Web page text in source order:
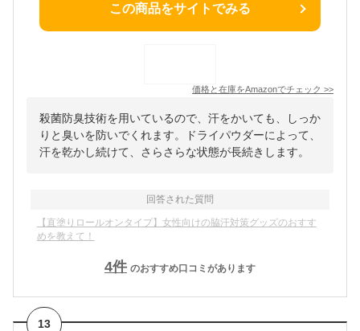
この商品をサイトでみる
価格と在庫をAmazonでチェック >>
殺菌防臭技術を用いているので、汗をかいても、しっか
りと臭いを防いでくれます。ドライパウダーによって、
汗を乾かし続けて、さらさらな状態が長続きします。
回答された質問
【直塗りロールオンタイプ】女性向けの脇汗対策グッズのおすす
めを教えて！
4件 のおすすめ口コミがあります
13